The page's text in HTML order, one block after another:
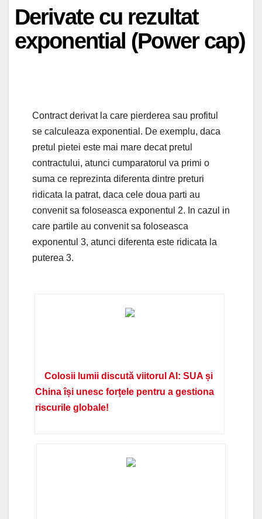
Derivate cu rezultat
exponential (Power cap)
Contract derivat la care pierderea sau profitul
se calculeaza exponential. De exemplu, daca
pretul pietei este mai mare decat pretul
contractului, atunci cumparatorul va primi o
suma ce reprezinta diferenta dintre preturi
ridicata la patrat, daca cele doua parti au
convenit sa foloseasca exponentul 2. In cazul in
care partile au convenit sa foloseasca
exponentul 3, atunci diferenta este ridicata la
puterea 3.
Colosii lumii discută viitorul AI: SUA și
China își unesc forțele pentru a gestiona
riscurile globale!